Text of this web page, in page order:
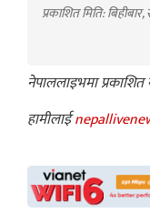
प्रकाशित मिति:
नेपाललाइभमा
हामीलाई